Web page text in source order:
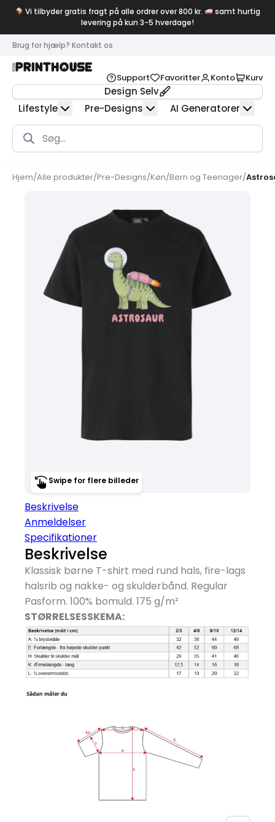
Vi tilbyder gratis fragt på alle ordrer over 800 kr.
samt hurtig
levering på kun 3-5 hverdage!
Brug for hjælp? Kontakt os
Support Favoritter Konto Kurv
Design Selv
Lifestyle
Pre-Designs AI Generatorer
Products
search
Hjem/Alle produkter/Pre-Designs/Køn/Børn og Teenager/
Swipe for flere billeder
Beskrivelse
Anmeldelser
Specifikationer
Beskrivelse
Klassisk børne T-shirt med rund hals, fire-lags
halsrib og nakke- og skulderbånd. Regular
Pasform. 100% bomuld. 175 g/m²
STØRRELSESSKEMA: